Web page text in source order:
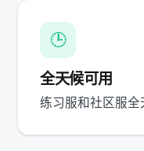
🕒
全天候可用
练习服和社区服全